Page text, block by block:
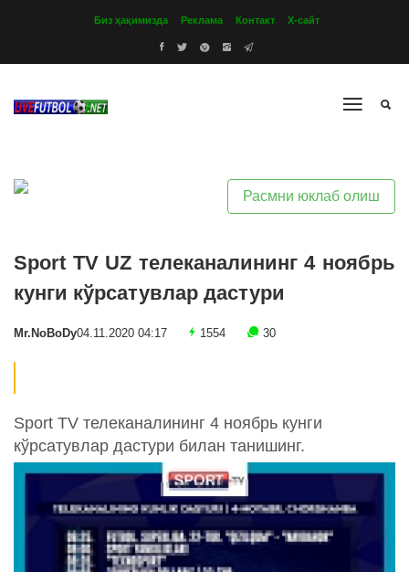
Биз ҳақимизда Реклама Контакт Х-сайт
Расмни юклаб олиш
Sport TV UZ телеканалининг 4 ноябрь
кунги кўрсатувлар дастури
Mr.NoBoDy04.11.2020 04:17 1554 30
Sport TV телеканалининг 4 ноябрь кунги
кўрсатувлар дастури билан танишинг.